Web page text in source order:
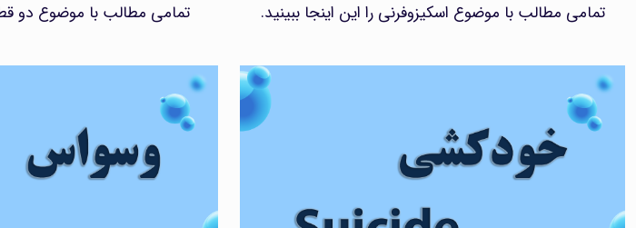
تمامی مطالب با موضوع اسکیزوفرنی را این اینجا ببینید. تمامی مطالب با موضوع دو